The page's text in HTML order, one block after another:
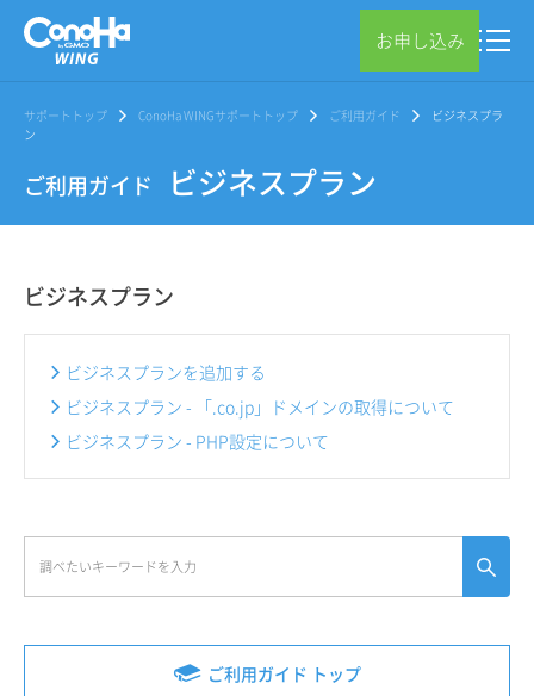
お申し込み
サポートトップ ConoHa WINGサポートトップ ご利用ガイド
ビジネスプラ
ン
ご利用ガイド ビジネスプラン
ご利用ガイド トップ
ビジネスプラン
ビジネスプランを追加する
ビジネスプラン - 「.co.jp」ドメインの取得について
ビジネスプラン - PHP設定について